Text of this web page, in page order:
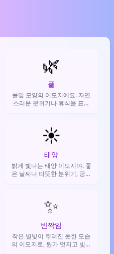
🌿
풀
풀잎 모양의 이모지예요. 자연
스러운 분위기나 휴식을 표현
☀️
태양
밝게 빛나는 태양 이모지야. 좋
은 날씨나 따뜻한 분위기, 긍정
✨
반짝임
작은 별빛이 뿌려진 듯한 모습
의 이모지로, 뭔가 멋지고 빛나